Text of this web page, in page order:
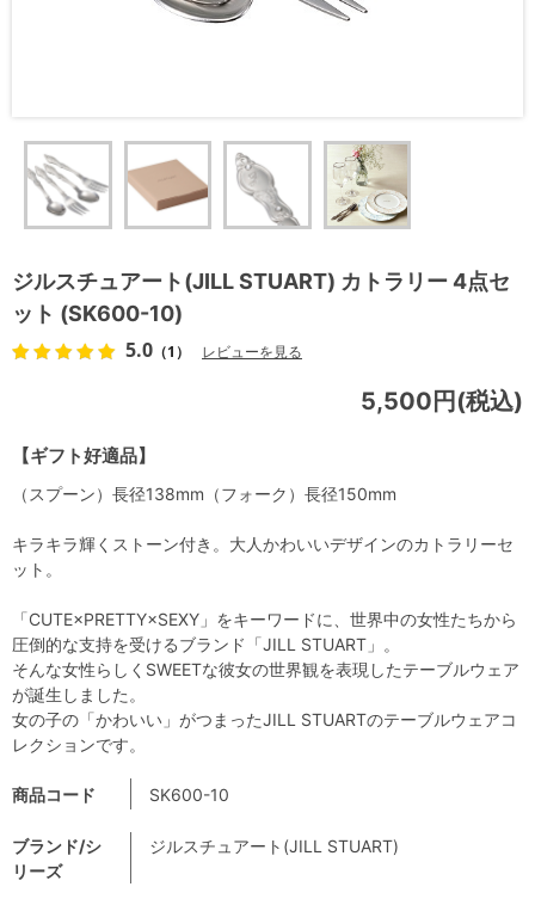
ジルスチュアート(JILL STUART) カトラリー 4点セ
ット (SK600-10)
5.0 （1） レビューを見る
【ギフト好適品】
5,500円(税込)
商品コード SK600-10
ブランド/シ
リーズ
ジルスチュアート(JILL STUART)
（スプーン）長径138mm（フォーク）長径150mm
キラキラ輝くストーン付き。大人かわいいデザインのカトラリーセ
ット。
「CUTE×PRETTY×SEXY」をキーワードに、世界中の女性たちから
圧倒的な支持を受けるブランド「JILL STUART」。
そんな女性らしくSWEETな彼女の世界観を表現したテーブルウェア
が誕生しました。
女の子の「かわいい」がつまったJILL STUARTのテーブルウェアコ
レクションです。